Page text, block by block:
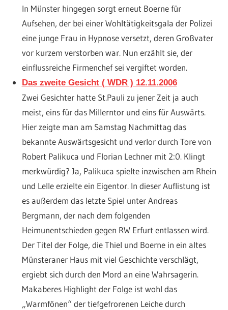
In Münster hingegen sorgt erneut Boerne für
Aufsehen, der bei einer Wohltätigkeitsgala der Polizei
eine junge Frau in Hypnose versetzt, deren Großvater
vor kurzem verstorben war. Nun erzählt sie, der
einflussreiche Firmenchef sei vergiftet worden.
Das zweite Gesicht ( WDR ) 12.11.2006
Zwei Gesichter hatte St.Pauli zu jener Zeit ja auch
meist, eins für das Millerntor und eins für Auswärts.
Hier zeigte man am Samstag Nachmittag das
bekannte Auswärtsgesicht und verlor durch Tore von
Robert Palikuca und Florian Lechner mit 2:0. Klingt
merkwürdig? Ja, Palikuca spielte inzwischen am Rhein
und Lelle erzielte ein Eigentor. In dieser Auflistung ist
es außerdem das letzte Spiel unter Andreas
Bergmann, der nach dem folgenden
Heimunentschieden gegen RW Erfurt entlassen wird.
Der Titel der Folge, die Thiel und Boerne in ein altes
Münsteraner Haus mit viel Geschichte verschlägt,
ergiebt sich durch den Mord an eine Wahrsagerin.
Makaberes Highlight der Folge ist wohl das
„Warmfönen“ der tiefgefrorenen Leiche durch